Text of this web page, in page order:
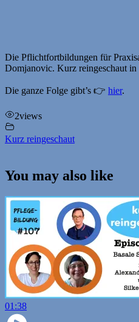
Die Pflichtfortbildungen für
Domjanovic. Kurz reingeschaut
Die ganze Folge gibt’s 👉 hier.
2views
Kurz reingeschaut
You may also like
01:38